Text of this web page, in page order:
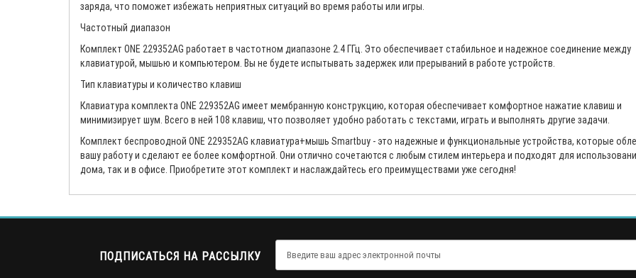
заряда, что поможет избежать неприятных ситуаций во время работы или игры.
Частотный диапазон
Комплект ONE 229352AG работает в частотном диапазоне 2.4 ГГц. Это обеспечивает стабильное и надежное соединение между
клавиатурой, мышью и компьютером. Вы не будете испытывать задержек или прерываний в работе устройств.
Тип клавиатуры и количество клавиш
Клавиатура комплекта ONE 229352AG имеет мембранную конструкцию, которая обеспечивает комфортное нажатие клавиш и
минимизирует шум. Всего в ней 108 клавиш, что позволяет удобно работать с текстами, играть и выполнять другие задачи.
Комплект беспроводной ONE 229352AG клавиатура+мышь Smartbuy - это надежные и функциональные устройства, которые
вашу работу и сделают ее более комфортной. Они отлично сочетаются с любым стилем интерьера и подходят для
дома, так и в офисе. Приобретите этот комплект и наслаждайтесь его преимуществами уже сегодня!
ПОДПИСАТЬСЯ НА РАССЫЛКУ